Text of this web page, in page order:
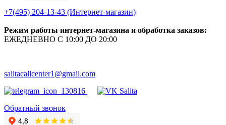
+7(495) 204-13-43 (Интернет-магазин)
Режим работы интернет-магазина и обработка заказов:
ЕЖЕДНЕВНО С 10:00 ДО 20:00
salitacallcenter1@gmail.com
Обратный звонок